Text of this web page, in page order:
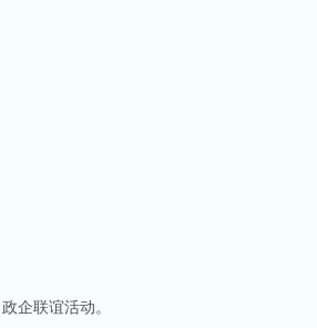
企联谊活动。